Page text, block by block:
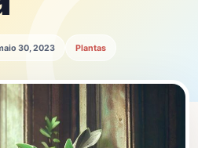
30, 2023 Plantas